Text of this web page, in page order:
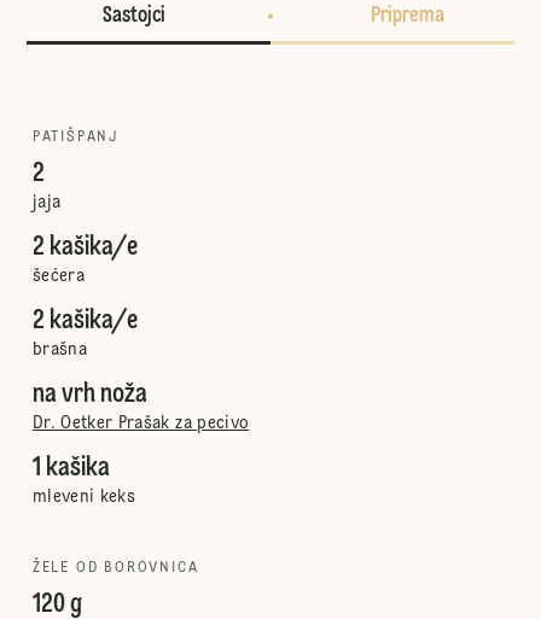
Sastojci Priprema
PATIŠPANJ
2
jaja
2 kašika/e
šećera
2 kašika/e
brašna
na vrh noža
Dr. Oetker Prašak za pecivo
1 kašika
mleveni keks
ŽELE OD BOROVNICA
120 g